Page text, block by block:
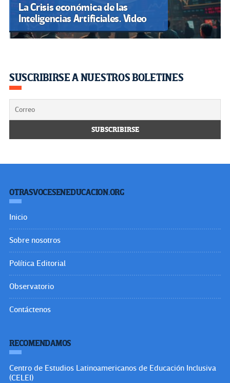
La Crisis económica de las
Inteligencias Artificiales. Video
SUSCRIBIRSE A NUESTROS BOLETINES
OTRASVOCESENEDUCACION.ORG
Inicio
Sobre nosotros
Política Editorial
Observatorio
Contáctenos
RECOMENDAMOS
Centro de Estudios Latinoamericanos de Educación Inclusiva
(CELEI)